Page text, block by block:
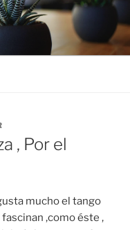
, Por el
mucho el tango
,como éste ,